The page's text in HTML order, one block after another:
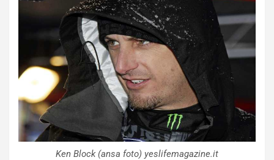
Ken Block (ansa foto) yeslifemagazine.it